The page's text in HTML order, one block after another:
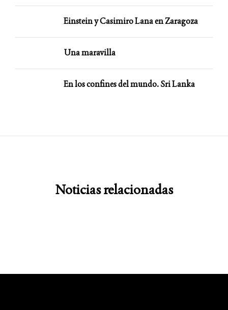
Einstein y Casimiro Lana en Zaragoza
Una maravilla
En los confines del mundo. Sri Lanka
Noticias relacionadas